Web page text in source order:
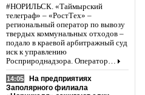
#НОРИЛЬСК. «Таймырский
телеграф» – «РостТех» –
региональный оператор по вывозу
твердых коммунальных отходов –
подало в краевой арбитражный суд
иск к управлению
Росприроднадзора. Оператор…
14:05
На предприятиях
Заполярного филиала